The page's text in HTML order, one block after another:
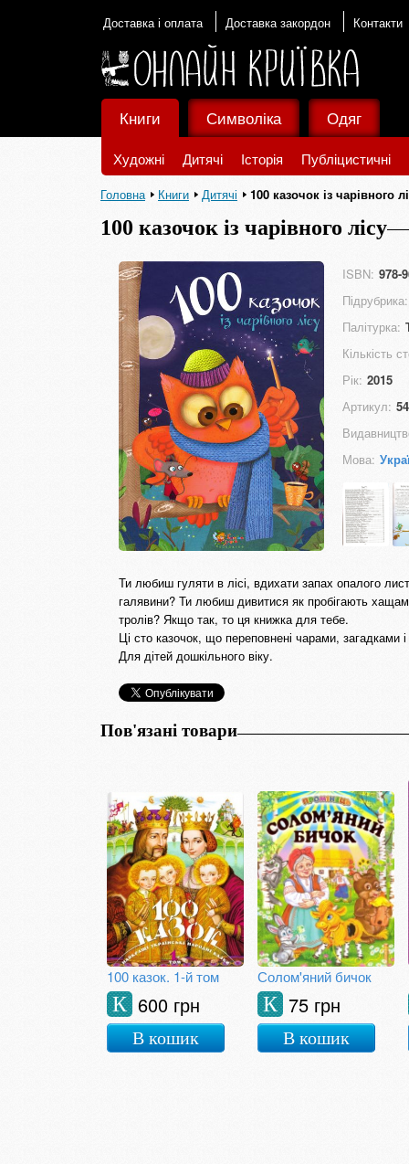
Доставка і оплата Доставка закордон Контакти
Книги
Художні Дитячі Історія Публіцистичні
Символіка Одяг
Головна Книги Дитячі 100 казочок із чарівного
100 казочок із чарівного лісу
ISBN: 978-
Підрубрика:
Палітурка:
Кількість
Рік: 2015
Артикул:
Мова:
Ти любиш гуляти в лісі, вдихати запах опалого
галявини? Ти любиш дивитися як пробігають
тролів? Якщо так, то ця книжка для тебе.
Ці сто казочок, що переповнені чарами, загадками
Для дітей дошкільного віку.
Пов'язані товари
100 казок. 1-й том
600 грн
К
В кошик
Солом'яний бичок
75 грн
К
В кошик